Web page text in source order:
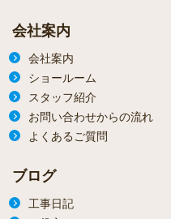
会社案内
会社案内
ショールーム
スタッフ紹介
お問い合わせからの流れ
よくあるご質問
ブログ
工事日記